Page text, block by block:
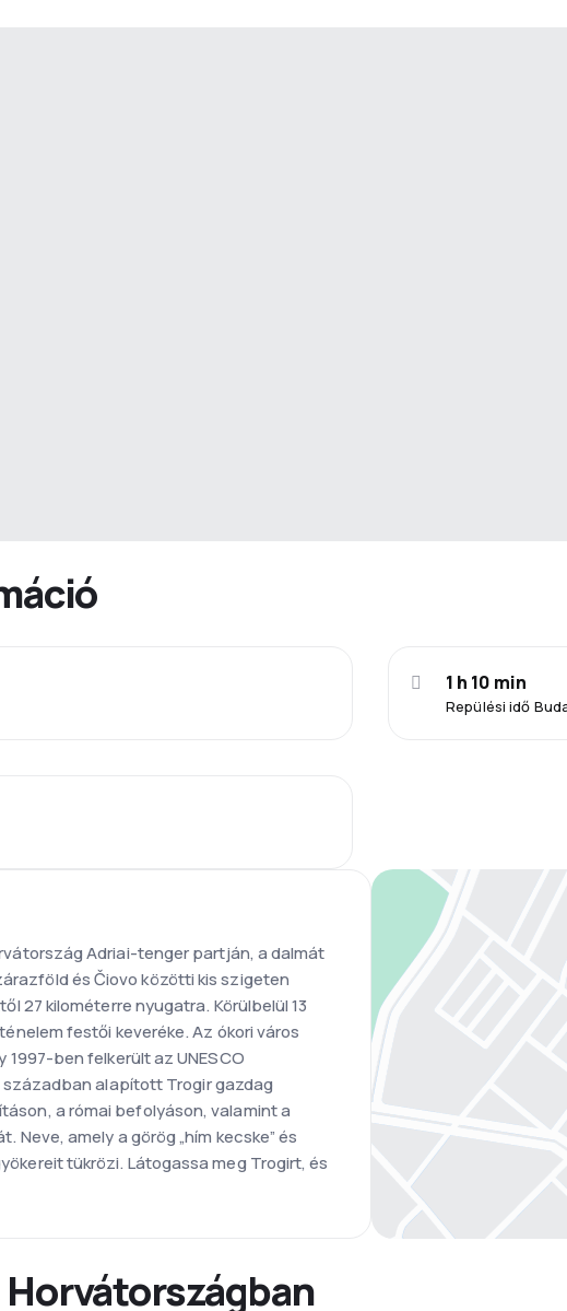
Repülési idő
1 h 10 min
Adriai-tenger partján, a dalmát
és Čiovo közötti kis szigeten
27 kilométerre nyugatra. Körülbelül 13
festői keveréke. Az ókori város
ben felkerült az UNESCO
században alapított Trogir gazdag
a római befolyáson, valamint a
Neve, amely a görög „hím kecske” és
tükrözi. Látogassa meg Trogirt, és